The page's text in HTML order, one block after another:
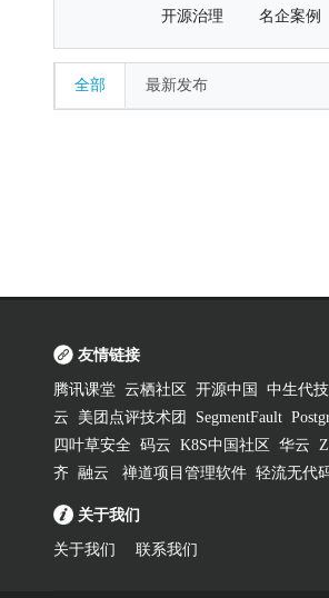
开源治理 名企案例
全部 最新发布
友情链接
腾讯课堂 云栖社区 开源中国 中生代
云
美团点评技术团 SegmentFault
四叶草安全 码云 K8S中国社区 华云
齐 融云 禅道项目管理软件 轻流无代
关于我们
关于我们 联系我们